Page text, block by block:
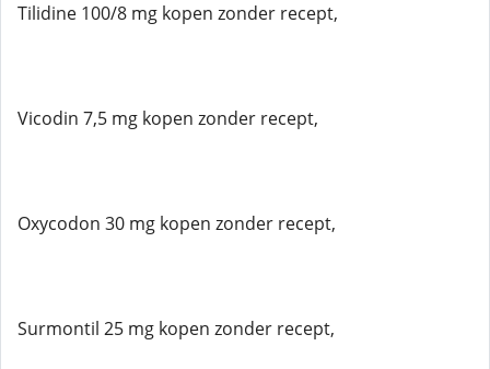
Tilidine 100/8 mg kopen zonder recept,
Vicodin 7,5 mg kopen zonder recept,
Oxycodon 30 mg kopen zonder recept,
Surmontil 25 mg kopen zonder recept,